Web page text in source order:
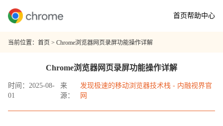
首页帮助中心
当前位置： 首页 > Chrome浏览器网页录屏功能操作详解
Chrome浏览器网页录屏功能操作详解
时间：2025-08-
01
来
源：
发现极速的移动浏览器技术栈 - 内融视界官
网